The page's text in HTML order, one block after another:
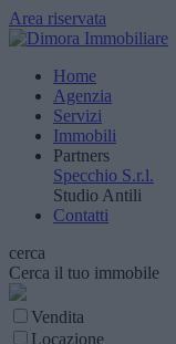
Area riservata
Home
Agenzia
Servizi
Immobili
Partners
Specchio S.r.l.
Studio Antili
Contatti
cerca
Cerca il tuo immobile
Vendita
Locazione